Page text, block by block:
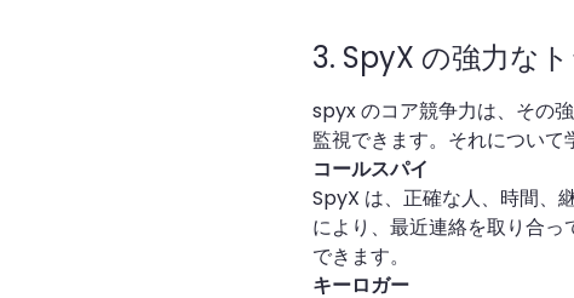
3. SpyX の強力な
spyx のコア競争力は、その
監視できます。それについて
コールスパイ
SpyX は、正確な人、時間、
により、最近連絡を取り合
できます。
キーロガー